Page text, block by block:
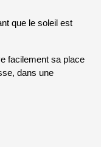
que le soleil est
facilement sa place
dans une